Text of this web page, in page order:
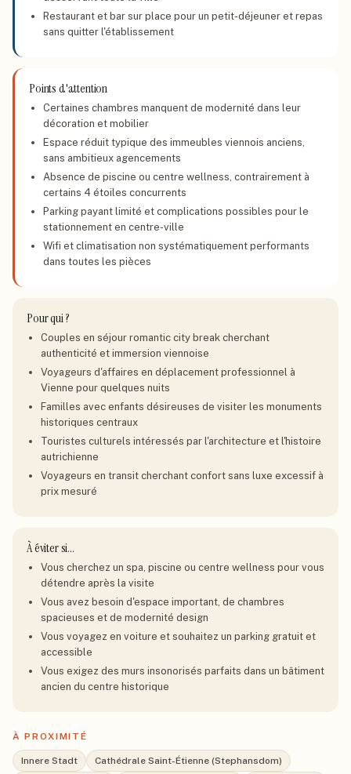
Restaurant et bar sur place pour un petit-déjeuner et repas
sans quitter l'établissement
Points d'attention
Certaines chambres manquent de modernité dans leur
décoration et mobilier
Espace réduit typique des immeubles viennois anciens,
sans ambitieux agencements
Absence de piscine ou centre wellness, contrairement à
certains 4 étoiles concurrents
Parking payant limité et complications possibles pour le
stationnement en centre-ville
Wifi et climatisation non systématiquement performants
dans toutes les pièces
Pour qui ?
Couples en séjour romantic city break cherchant
authenticité et immersion viennoise
Voyageurs d'affaires en déplacement professionnel à
Vienne pour quelques nuits
Familles avec enfants désireuses de visiter les monuments
historiques centraux
Touristes culturels intéressés par l'architecture et l'histoire
autrichienne
Voyageurs en transit cherchant confort sans luxe excessif à
prix mesuré
À éviter si…
Vous cherchez un spa, piscine ou centre wellness pour vous
détendre après la visite
Vous avez besoin d'espace important, de chambres
spacieuses et de modernité design
Vous voyagez en voiture et souhaitez un parking gratuit et
accessible
Vous exigez des murs insonorisés parfaits dans un bâtiment
ancien du centre historique
À PROXIMITÉ
Innere Stadt Cathédrale Saint-Étienne (Stephansdom)